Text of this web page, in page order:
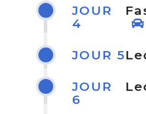
JOUR
4
JOUR 5
JOUR
6